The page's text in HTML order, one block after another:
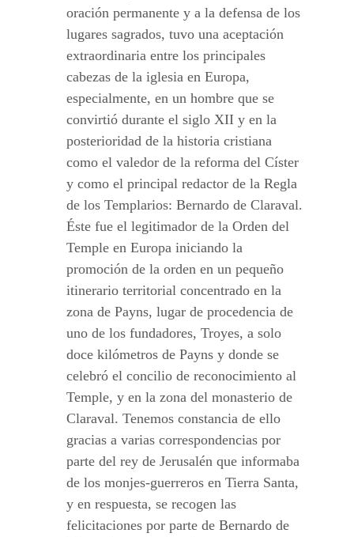
oración permanente y a la defensa de los
lugares sagrados, tuvo una aceptación
extraordinaria entre los principales
cabezas de la iglesia en Europa,
especialmente, en un hombre que se
convirtió durante el siglo XII y en la
posterioridad de la historia cristiana
como el valedor de la reforma del Císter
y como el principal redactor de la Regla
de los Templarios: Bernardo de Claraval.
Éste fue el legitimador de la Orden del
Temple en Europa iniciando la
promoción de la orden en un pequeño
itinerario territorial concentrado en la
zona de Payns, lugar de procedencia de
uno de los fundadores, Troyes, a solo
doce kilómetros de Payns y donde se
celebró el concilio de reconocimiento al
Temple, y en la zona del monasterio de
Claraval. Tenemos constancia de ello
gracias a varias correspondencias por
parte del rey de Jerusalén que informaba
de los monjes-guerreros en Tierra Santa,
y en respuesta, se recogen las
felicitaciones por parte de Bernardo de